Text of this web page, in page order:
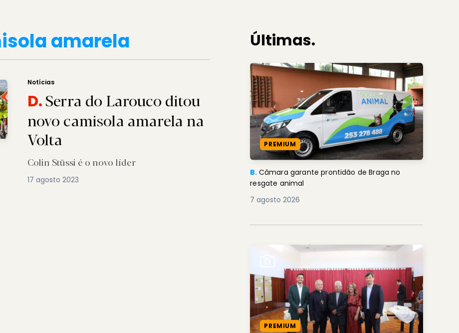
amarela
Notícias
D.Serra do Larouco ditou
novo camisola amarela na
Volta
Colin Stüssi é o novo líder
17 agosto 2023
Últimas.
PREMIUM
B. Câmara garante prontidão de Braga no
resgate animal
7 agosto 2026
PREMIUM